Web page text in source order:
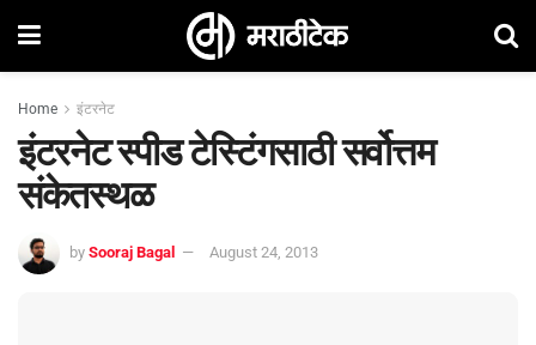
Home इंटरनेट
इंटरनेट स्‍पीड टेस्टिंगसाठी सर्वोत्तम
संकेतस्थळ
by Sooraj Bagal August 24, 2013